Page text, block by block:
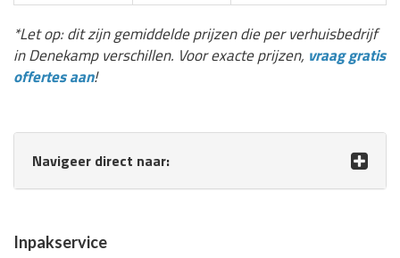
*Let op: dit zijn gemiddelde prijzen die per verhuisbedrijf
in Denekamp verschillen. Voor exacte prijzen, vraag gratis
offertes aan!
Navigeer direct naar:
Inpakservice